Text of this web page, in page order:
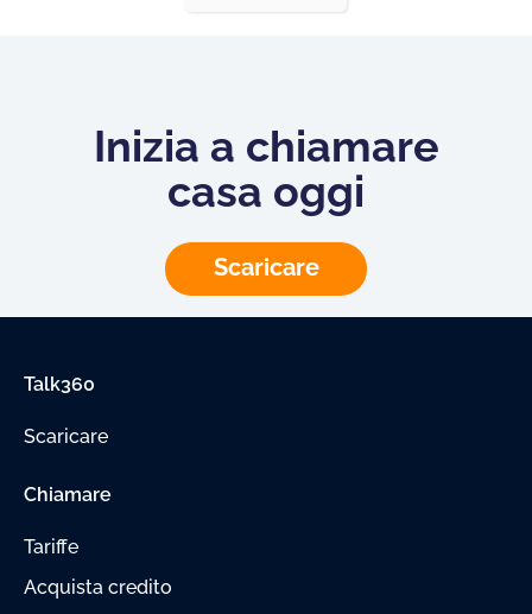
Inizia a chiamare
casa oggi
Scaricare
Talk360
Scaricare
Chiamare
Tariffe
Acquista credito